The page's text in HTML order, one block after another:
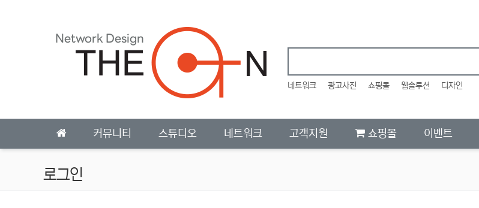
네트워크 광고사진 쇼핑몰 웹솔루션 디자인
커뮤니티 스튜디오 네트워크 고객지원 쇼핑몰 이벤트
로그인